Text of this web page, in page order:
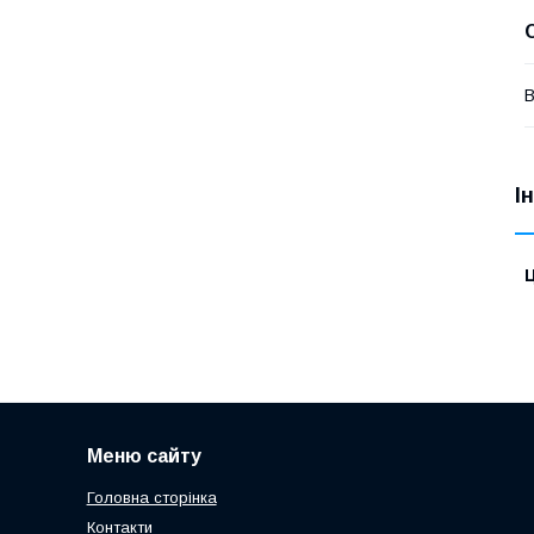
Меню сайту
Головна сторінка
Контакти